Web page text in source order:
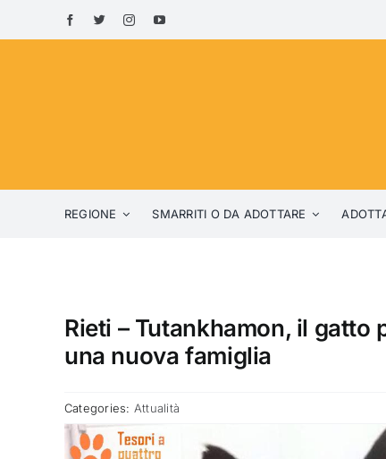
to
REGIONE SMARRITI O DA ADOTTARE
Rieti – Tutankhamon, il gatto
una nuova famiglia
Categories: Attualità